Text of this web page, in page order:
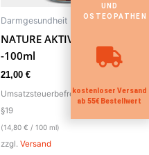
Darmgesundheit
NATURE AKTIV Bitterstoffe
-100ml
21,00 €
Umsatzsteuerbefreit gemäß UStG
§19
(14,80 € / 100 ml)
zzgl. Versand
UND
OSTEOPATHEN
kostenloser Versand
ab 55€ Bestellwert